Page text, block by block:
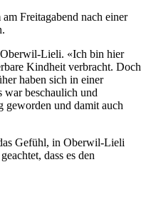
Freitagabend nach einer
Lieli. «Ich bin hier
Kindheit verbracht. Doch
haben sich in einer
war beschaulich und
geworden und damit auch
Gefühl, in Oberwil-Lieli
dass es den